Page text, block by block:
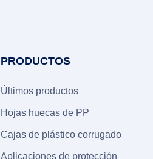
PRODUCTOS
Últimos productos
Hojas huecas de PP
Cajas de plástico corrugado
Aplicaciones de protección